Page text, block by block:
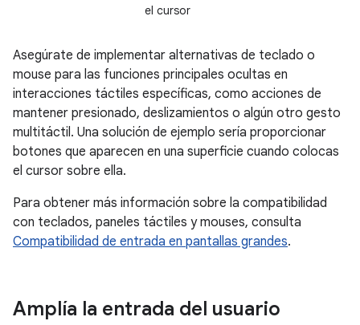
el cursor
Asegúrate de implementar alternativas de teclado o
mouse para las funciones principales ocultas en
interacciones táctiles específicas, como acciones de
mantener presionado, deslizamientos o algún otro gesto
multitáctil. Una solución de ejemplo sería proporcionar
botones que aparecen en una superficie cuando colocas
el cursor sobre ella.
Para obtener más información sobre la compatibilidad
con teclados, paneles táctiles y mouses, consulta
Compatibilidad de entrada en pantallas grandes.
Amplía la entrada del usuario